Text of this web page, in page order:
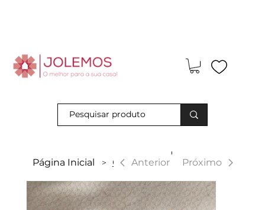
Página Inicial > ClassAnterior Próximo